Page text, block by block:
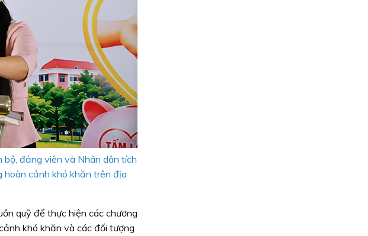
đảng viên và Nhân dân tích
hoàn cảnh khó khăn trên địa
quỹ để thực hiện các chương
khó khăn và các đối tượng